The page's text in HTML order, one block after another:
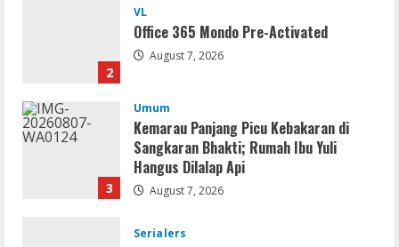
Umum
Kemarau Panjang Picu Kebakaran di
Sangkaran Bhakti; Rumah Ibu Yuli
Serialers
Adobe Acrobat Pro 2021 Portable only
[100% Worked] [Windows] 2025